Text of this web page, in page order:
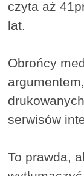
czyta aż
lat.
Obrońcy
serwisów
To prawda,